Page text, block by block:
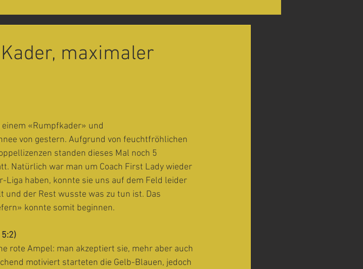
maximaler
«Rumpfkader» und
von gestern. Aufgrund von feuchtfröhlichen
standen dieses Mal noch 5
Natürlich war man um Coach First Lady wieder
haben, konnte sie uns auf dem Feld leider
und der Rest wusste was zu tun ist. Das
konnte somit beginnen.
rote Ampel: man akzeptiert sie, mehr aber auch
motiviert starteten die Gelb-Blauen, jedoch